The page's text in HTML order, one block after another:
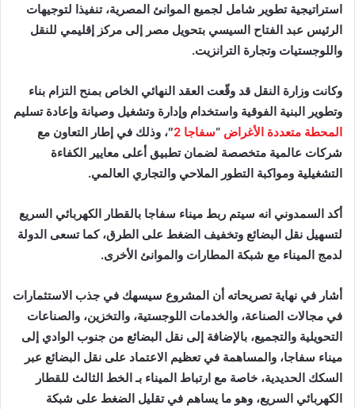
استراتيجية تطوير شامل لجميع الموانئ المصرية، تنفيذا لتوجيهات
الرئيس عبد الفتاح السيسي بتحويل مصر إلى مركز إقليمي للنقل
واللوجستيات وتجارة الترانزيت.
وكانت وزارة النقل قد وقّعت العقد النهائي الخاص بمنح التزام بناء
وتطوير البنية الفوقية واستخدام وإدارة وتشغيل وصيانة وإعادة تسليم
المحطة متعددة الأغراض “سفاجا 2
″، وذلك في إطار التعاون مع
شركات عالمية متخصصة لضمان تطبيق أعلى معايير الكفاءة
التشغيلية ومواكبة التطور الملاحي والتجاري العالمي.
أكد السمدوني انه سيتم ربط ميناء سفاجا بالقطار الكهربائي السريع
لتسهيل نقل البضائع وتخفيف الضغط على الطرق، كما تسعى الدولة
لدمج الميناء مع شبكة المطارات والموانئ الأخرى.
أشار في نهاية تصريحاته أن المشروع سيسهك في جذب الاستثمارات
في مجالات الصناعة، والخدمات اللوجستية، والتخزين، والصناعات
التحويلية والتجميع، بالإضافة إلى نقل البضائع من جنوب الوادي إلى
ميناء سفاجا، والمساهمة في تعظيم الاعتماد على نقل البضائع عبر
السكك الحديدية، خاصة مع ارتباط الميناء بـ الخط الثالث للقطار
الكهربائي السريع، وهو ما يساهم في تقليل الضغط على شبكة